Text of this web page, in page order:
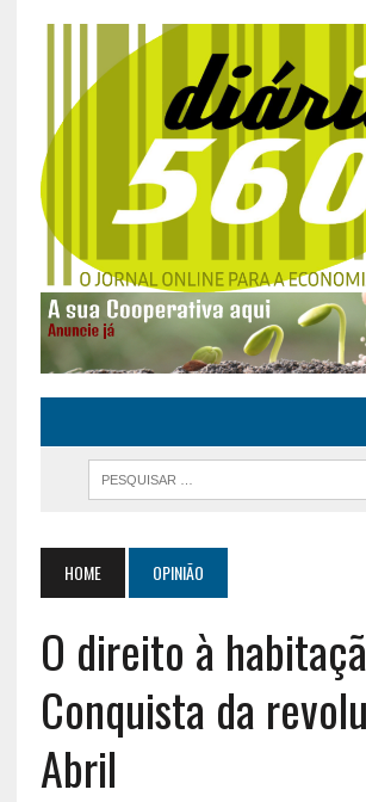
HOME OPINIÃO
O direito à
Conquista da
Abril